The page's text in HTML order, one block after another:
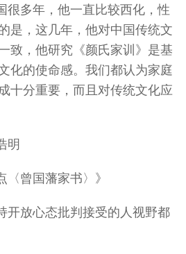
多年，他一直比较西化，性
是，这几年，他对中国传统文
致，他研究《颜氏家训》是基
化的使命感。我们都认为家庭
十分重要，而且对传统文化应
明
曾国藩家书〉》
放心态批判接受的人视野都